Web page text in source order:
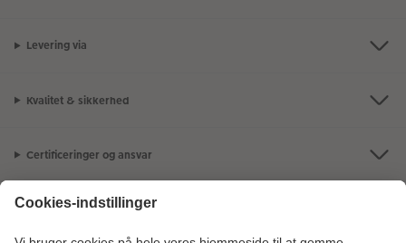
Levering via
Kvalitet & sikkerhed
Certificeringer og ansvar
Kundeservice